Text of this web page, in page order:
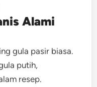
Alami
gula pasir biasa.
putih,
resep.